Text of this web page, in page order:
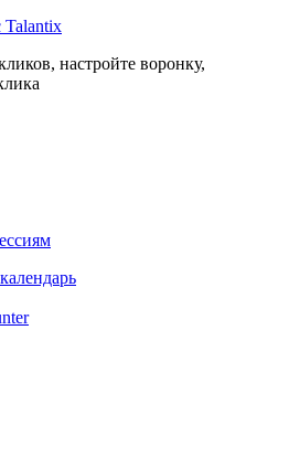
Talantix
настройте воронку,